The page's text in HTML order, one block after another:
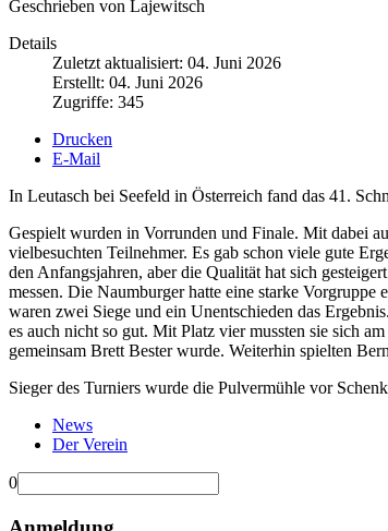
Geschrieben von Lajewitsch
Details
Zuletzt aktualisiert: 04. Juni 2026
Erstellt: 04. Juni 2026
Zugriffe: 345
Drucken
E-Mail
In Leutasch bei Seefeld in Österreich fand das 41.
Gespielt wurden in Vorrunden und Finale. Mit dabei
vielbesuchten Teilnehmer. Es gab schon viele gute
den Anfangsjahren, aber die Qualität hat sich
messen. Die Naumburger hatte eine starke
waren zwei Siege und ein Unentschieden das
es auch nicht so gut. Mit Platz vier mussten sie sich
gemeinsam Brett Bester wurde. Weiterhin spielten
Sieger des Turniers wurde die Pulvermühle vor
News
Der Verein
0